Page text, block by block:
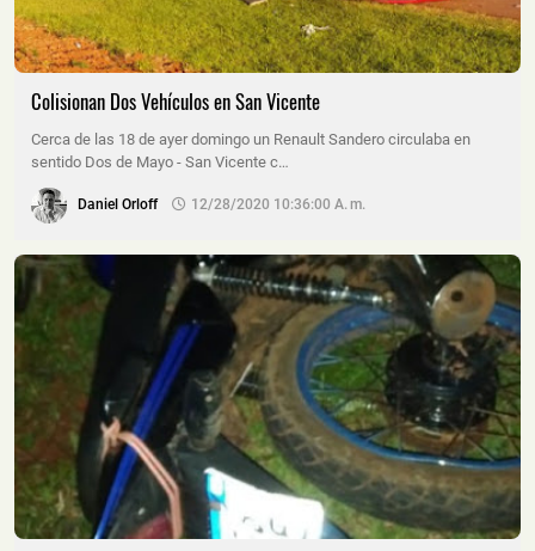
Colisionan Dos Vehículos en San Vicente
Cerca de las 18 de ayer domingo un Renault Sandero circulaba en
sentido Dos de Mayo - San Vicente c…
Daniel Orloff 12/28/2020 10:36:00 A. M.